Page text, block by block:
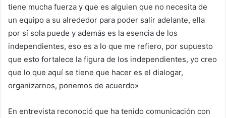
tiene mucha fuerza y que es alguien que no necesita de
un equipo a su alrededor para poder salir adelante, ella
por sí sola puede y además es la esencia de los
independientes, eso es a lo que me refiero, por supuesto
que esto fortalece la figura de los independientes, yo creo
que lo que aquí se tiene que hacer es el dialogar,
organizarnos, ponemos de acuerdo»
En entrevista reconoció que ha tenido comunicación con